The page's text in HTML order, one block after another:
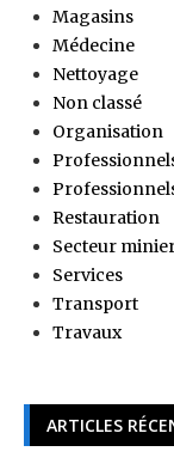
Magasins
Médecine
Nettoyage
Non classé
Organisation
Restauration
Secteur
Services
Transport
Travaux
ARTICLES